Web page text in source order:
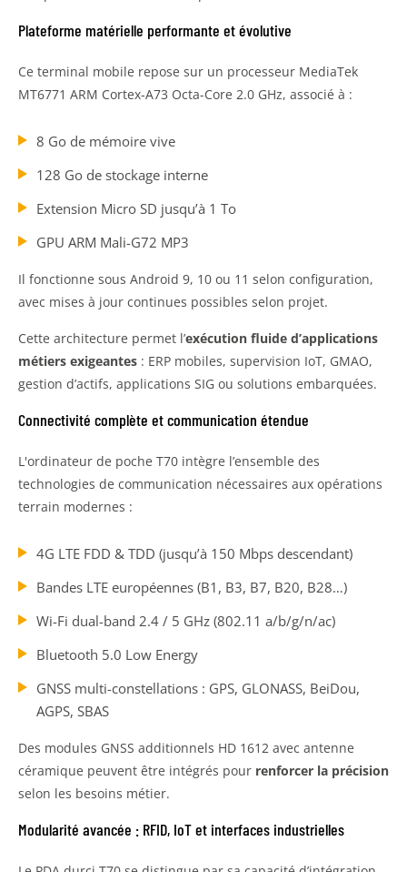
Plateforme matérielle performante et évolutive
Ce terminal mobile repose sur un processeur MediaTek
MT6771 ARM Cortex-A73 Octa-Core 2.0 GHz, associé à :
8 Go de mémoire vive
128 Go de stockage interne
Extension Micro SD jusqu’à 1 To
GPU ARM Mali-G72 MP3
Il fonctionne sous Android 9, 10 ou 11 selon configuration,
avec mises à jour continues possibles selon projet.
Cette architecture permet l’exécution fluide d’applications
métiers exigeantes : ERP mobiles, supervision IoT, GMAO,
gestion d’actifs, applications SIG ou solutions embarquées.
Connectivité complète et communication étendue
L'ordinateur de poche T70 intègre l’ensemble des
technologies de communication nécessaires aux opérations
terrain modernes :
4G LTE FDD & TDD (jusqu’à 150 Mbps descendant)
Bandes LTE européennes (B1, B3, B7, B20, B28…)
Wi-Fi dual-band 2.4 / 5 GHz (802.11 a/b/g/n/ac)
Bluetooth 5.0 Low Energy
GNSS multi-constellations : GPS, GLONASS, BeiDou,
AGPS, SBAS
Des modules GNSS additionnels HD 1612 avec antenne
céramique peuvent être intégrés pour renforcer la précision
selon les besoins métier.
Modularité avancée : RFID, IoT et interfaces industrielles